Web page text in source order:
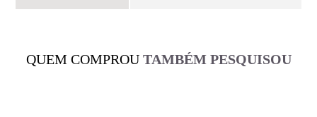
QUEM COMPROU TAMBÉM PESQUISOU